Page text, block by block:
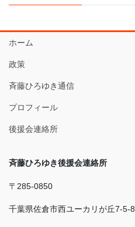
ホーム
政策
斉藤ひろゆき通信
プロフィール
後援会連絡所
斉藤ひろゆき後援会連絡所
〒285-0850
千葉県佐倉市西ユーカリが丘7-5-8